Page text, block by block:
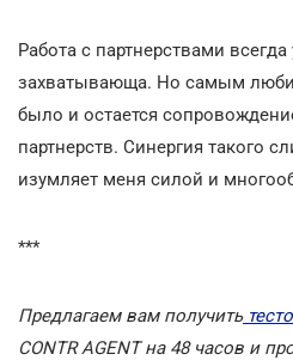
Работа с партнерствами
захватывающа. Но самым
было и остается
партнерств. Синергия такого
изумляет меня силой и
***
Предлагаем вам получить
CONTR AGENT на 48 часов и